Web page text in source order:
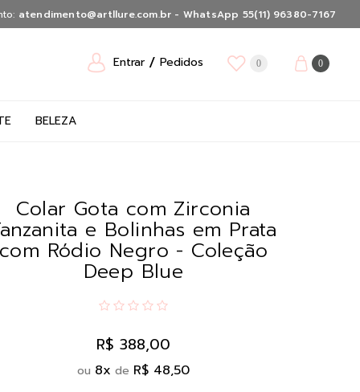
atendimento@artllure.com.br - WhatsApp 55(11) 96380-7167
Entrar Pedidos 0 0
BELEZA
Colar Gota com Zirconia
e Bolinhas em Prata
com Ródio Negro - Coleção
Deep Blue
R$ 388,00
ou 8x de R$ 48,50